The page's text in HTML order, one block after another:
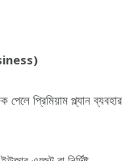
পেলে প্রিমিয়াম প্ল্যান ব্যবহার